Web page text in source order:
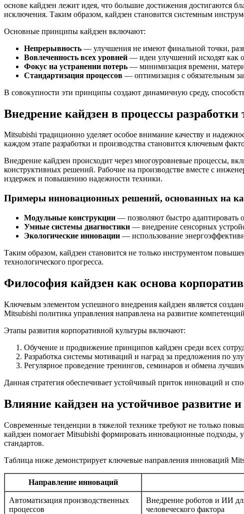
основе кайдзен лежит идея, что большие достижения достигаются
исключения. Таким образом, кайдзен становится системным
Основные принципы кайдзен включают:
Непрерывность — улучшения не имеют финальной точки,
Вовлеченность всех уровней — идеи улучшений исходят как
Фокус на устранении потерь — минимизация времени,
Стандартизация процессов — оптимизация с обязательным
В совокупности эти принципы создают динамичную среду,
Внедрение кайдзен в процессы
Mitsubishi традиционно уделяет особое внимание качеству и
каждом этапе разработки и производства становится ключевым
Внедрение кайдзен происходит через многоуровневые процессы,
конструктивных решений. Рабочие на производстве вместе с
издержек и повышению надежности техники.
Примеры инновационных решений, основанных на
Модульные конструкции — позволяют быстро адаптировать
Умные системы диагностики — внедрение сенсорных
Экологические инновации — использование
Таким образом, кайдзен становится не только инструментом
технологического прогресса.
Философия кайдзен как основа
Ключевым элементом успешного внедрения кайдзен является
Mitsubishi политика управления направлена на развитие
Этапы развития корпоративной культуры включают:
Обучение и продвижение принципов кайдзен среди всех
Разработка системы мотиваций и наград за предложения по
Регулярное проведение тренингов, семинаров и обмена
Данная стратегия обеспечивает устойчивый приток инноваций и
Влияние кайдзен на устойчивое развитие
Современные тенденции в тяжелой технике требуют не только
кайдзен помогает Mitsubishi формировать инновационные подходы,
стандартов.
Таблица ниже демонстрирует ключевые направления инноваций
Направление инноваций
Автоматизация производственных
процессов
Внедрение роботов и ИИ
человеческого фактора